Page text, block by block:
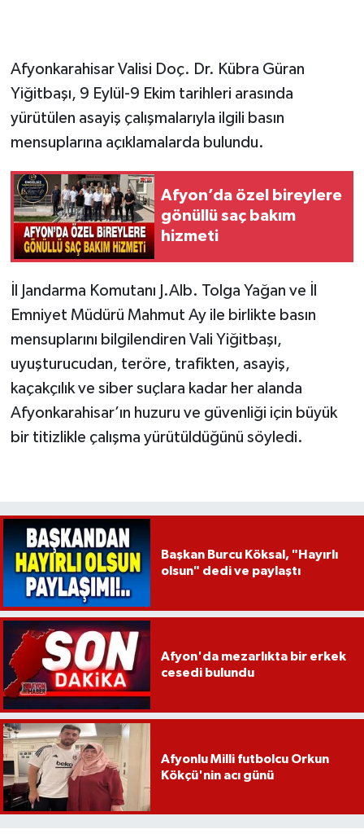
Afyonkarahisar Valisi Doç. Dr. Kübra Güran
Yiğitbaşı, 9 Eylül-9 Ekim tarihleri arasında
yürütülen asayiş çalışmalarıyla ilgili basın
mensuplarına açıklamalarda bulundu.
Afyon’da özel bireylere
gönüllü saç bakım
hizmeti
İl Jandarma Komutanı J.Alb. Tolga Yağan ve İl
Emniyet Müdürü Mahmut Ay ile birlikte basın
mensuplarını bilgilendiren Vali Yiğitbaşı,
uyuşturucudan, teröre, trafikten, asayiş,
kaçakçılık ve siber suçlara kadar her alanda
Afyonkarahisar’ın huzuru ve güvenliği için büyük
bir titizlikle çalışma yürütüldüğünü söyledi.
Başkan Burcu Köksal, "Hayırlı
olsun" dedi ve paylaştı
Afyon'da mezarlıkta bir erkek
cesedi bulundu
Afyonlu Milli futbolcu Orkun
Kökçü'nin acı günü